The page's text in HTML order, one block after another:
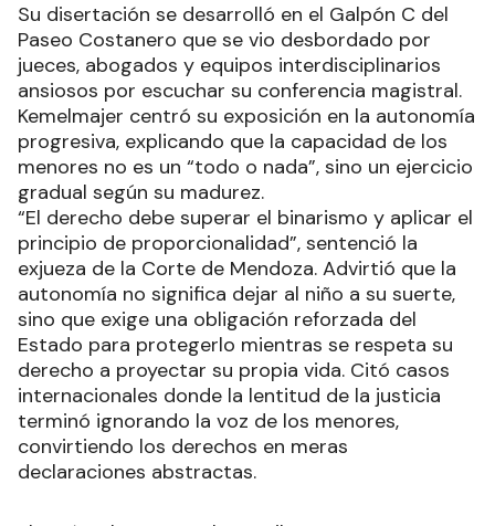
Su disertación se desarrolló en el Galpón C del
Paseo Costanero que se vio desbordado por
jueces, abogados y equipos interdisciplinarios
ansiosos por escuchar su conferencia magistral.
Kemelmajer centró su exposición en la autonomía
progresiva, explicando que la capacidad de los
menores no es un “todo o nada”, sino un ejercicio
gradual según su madurez.
“El derecho debe superar el binarismo y aplicar el
principio de proporcionalidad”, sentenció la
exjueza de la Corte de Mendoza. Advirtió que la
autonomía no significa dejar al niño a su suerte,
sino que exige una obligación reforzada del
Estado para protegerlo mientras se respeta su
derecho a proyectar su propia vida. Citó casos
internacionales donde la lentitud de la justicia
terminó ignorando la voz de los menores,
convirtiendo los derechos en meras
declaraciones abstractas.